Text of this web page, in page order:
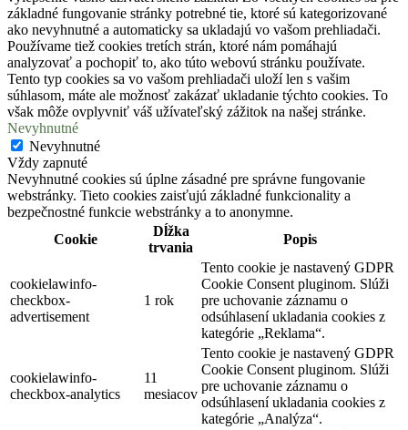
základné fungovanie stránky potrebné tie, ktoré sú kategorizované
ako nevyhnutné a automaticky sa ukladajú vo vašom prehliadači.
Používame tiež cookies tretích strán, ktoré nám pomáhajú
analyzovať a pochopiť to, ako túto webovú stránku používate.
Tento typ cookies sa vo vašom prehliadači uloží len s vašim
súhlasom, máte ale možnosť zakázať ukladanie týchto cookies. To
však môže ovplyvniť váš užívateľský zážitok na našej stránke.
Nevyhnutné
Nevyhnutné
Vždy zapnuté
Nevyhnutné cookies sú úplne zásadné pre správne fungovanie
webstránky. Tieto cookies zaisťujú základné funkcionality a
bezpečnostné funkcie webstránky a to anonymne.
Cookie
Dĺžka
trvania
Popis
cookielawinfo-
checkbox-
advertisement
1 rok
Tento cookie je nastavený GDPR
Cookie Consent pluginom. Slúži
pre uchovanie záznamu o
odsúhlasení ukladania cookies z
kategórie „Reklama“.
cookielawinfo-
checkbox-analytics
11
mesiacov
Tento cookie je nastavený GDPR
Cookie Consent pluginom. Slúži
pre uchovanie záznamu o
odsúhlasení ukladania cookies z
kategórie „Analýza“.